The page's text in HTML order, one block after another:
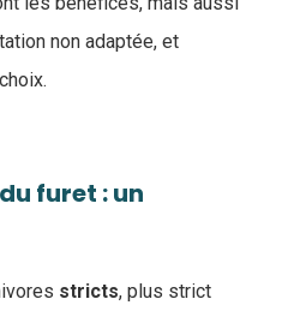
non adaptée, et
furet : un
stricts, plus strict